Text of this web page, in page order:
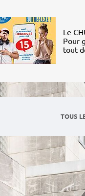
Le
Pour
tout
TOUS